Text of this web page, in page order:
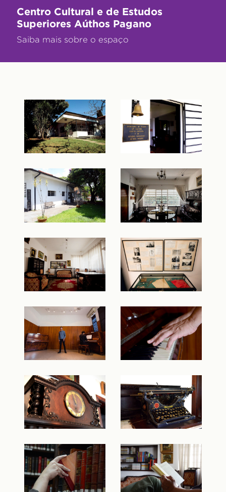
Centro Cultural e de Estudos
Superiores Aúthos Pagano
Saiba mais sobre o espaço